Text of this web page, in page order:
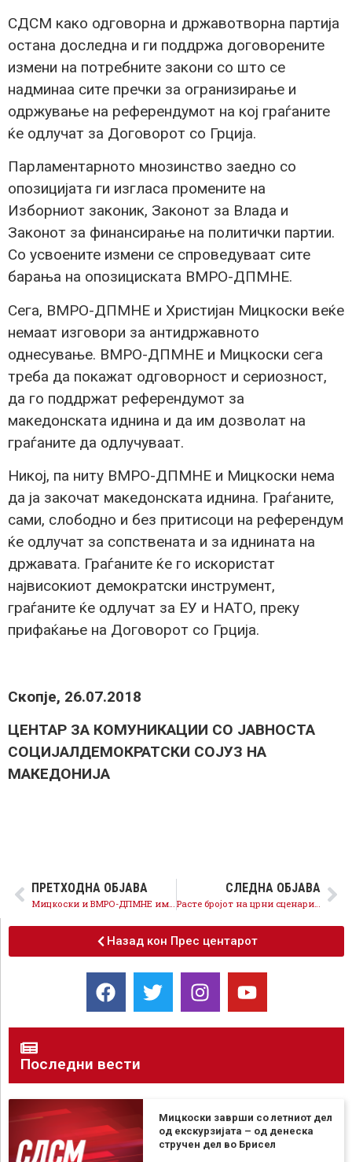
СДСМ како одговорна и државотворна партија
остана доследна и ги поддржа договорените
измени на потребните закони со што се
надминаа сите пречки за огранизирање и
одржување на реферeндумот на кој граѓаните
ќе одлучат за Договорот со Грција.
Парламентарното мнозинство заедно со
опозицијата ги изгласа промените на
Изборниот законик, Законот за Влада и
Законот за финансирање на политички партии.
Со усвоените измени се спроведуваат сите
барања на опозициската ВМРО-ДПМНЕ.
Сега, ВМРО-ДПМНЕ и Христијан Мицкоски веќе
немаат изговори за антидржавното
однесување. ВМРО-ДПМНЕ и Мицкоски сега
треба да покажат одговорност и сериозност,
да го поддржат референдумот за
македонската иднина и да им дозволат на
граѓаните да одлучуваат.
Никој, па ниту ВМРО-ДПМНЕ и Мицкоски нема
да ја закочат македонската иднина. Граѓаните,
сами, слободно и без притисоци на референдум
ќе одлучат за сопствената и за иднината на
државата. Граѓаните ќе го искористат
највисокиот демократски инструмент,
граѓаните ќе одлучат за ЕУ и НАТО, преку
прифаќање на Договорот со Грција.
Скопје, 26.07.2018
ЦЕНТАР ЗА КОМУНИКАЦИИ СО ЈАВНОСТА
СОЦИЈАЛДЕМОКРАТСКИ СОЈУЗ НА
МАКЕДОНИЈА
ПРЕТХОДНА ОБЈАВА
Мицкоски и ВМРО-ДПМНЕ имаат најмалку 13 црни сценарија за Македонија, граѓаните имаат илјадници ДА за македонската иднина
СЛЕДНА ОБЈАВА
Расте бројот на црни сценарија на ВМРО-ДПМНЕ, сега се најмалку 30
Назад кон Прес центарот
Последни вести
Мицкоски заврши со летниот дел
од екскурзијата – од денеска
стручен дел во Брисел